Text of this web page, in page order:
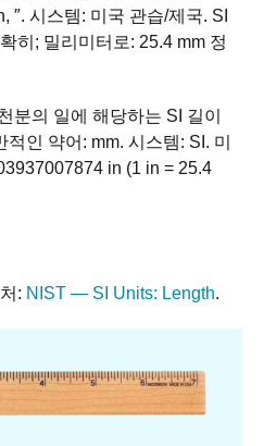
″. 시스템: 미국 관습/제국. SI
히; 밀리미터로: 25.4 mm 정
분의 일에 해당하는 SI 길이
인 약어: mm. 시스템: SI. 미
in (1 in = 25.4
: NIST — SI Units: Length.